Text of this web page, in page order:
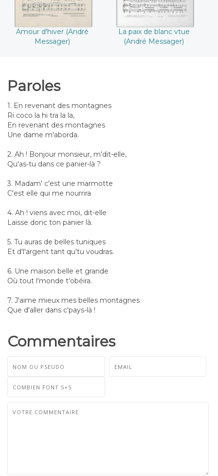
Amour d'hiver (André
Messager)
La paix de blanc vtue
(André Messager)
Paroles
1. En revenant des montagnes
Ri coco la hi tra la la,
En revenant des montagnes
Une dame m'aborda.
2. Ah ! Bonjour monsieur, m'dit-elle,
Qu'as-tu dans ce panier-là ?
3. Madam' c'est une marmotte
C'est elle qui me nourrira
4. Ah ! viens avec moi, dit-elle
Laisse donc ton panier là.
5. Tu auras de belles tuniques
Et d'l'argent tant qu'tu voudras.
6. Une maison belle et grande
Où tout l'monde t'obéira.
7. J'aime mieux mes belles montagnes
Que d'aller dans c'pays-là !
Commentaires